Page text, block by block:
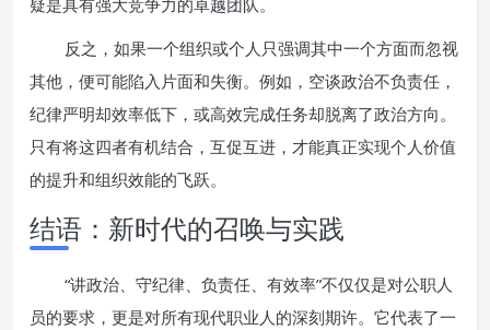
疑是具有强大竞争力的卓越团队。
反之，如果一个组织或个人只强调其中一个方面而忽视
其他，便可能陷入片面和失衡。例如，空谈政治不负责任，
纪律严明却效率低下，或高效完成任务却脱离了政治方向。
只有将这四者有机结合，互促互进，才能真正实现个人价值
的提升和组织效能的飞跃。
结语：新时代的召唤与实践
“讲政治、守纪律、负责任、有效率”不仅仅是对公职人
员的要求，更是对所有现代职业人的深刻期许。它代表了一